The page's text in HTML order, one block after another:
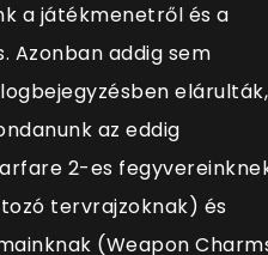
a játékmenetről és a
Azonban addig sem
elárulták,
az eddig
2-es
tervrajzoknak) és
(Weapon